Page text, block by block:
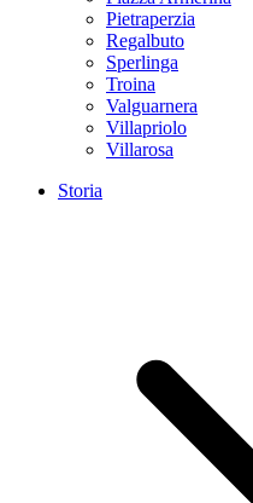
Pietraperzia
Regalbuto
Sperlinga
Troina
Valguarnera
Villapriolo
Villarosa
Storia